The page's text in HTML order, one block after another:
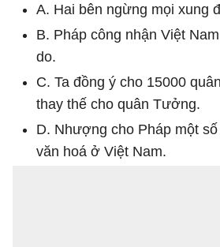
A. Hai bên ngừng mọi xung
B. Pháp công nhận Việt
do.
C. Ta đồng ý cho 15000
thay thế cho quân Tưởng.
D. Nhượng cho Pháp một
văn hoá ở Việt Nam.